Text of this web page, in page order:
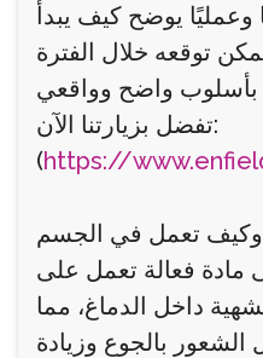
وعمليًا يوضح كيف يبدأ
توقعه خلال الفترة
تفضل بزيارتنا الآن:
(https://
تعمل في الجسم
فعالة تعمل على
داخل الدماغ، مما
بالجوع وزيادة